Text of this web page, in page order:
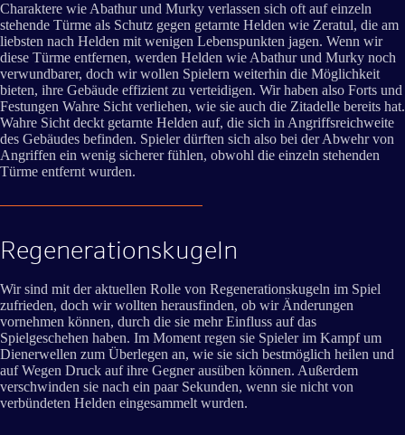
Charaktere wie Abathur und Murky verlassen sich oft auf einzeln
stehende Türme als Schutz gegen getarnte Helden wie Zeratul, die am
liebsten nach Helden mit wenigen Lebenspunkten jagen. Wenn wir
diese Türme entfernen, werden Helden wie Abathur und Murky noch
verwundbarer, doch wir wollen Spielern weiterhin die Möglichkeit
bieten, ihre Gebäude effizient zu verteidigen. Wir haben also Forts und
Festungen Wahre Sicht verliehen, wie sie auch die Zitadelle bereits hat.
Wahre Sicht deckt getarnte Helden auf, die sich in Angriffsreichweite
des Gebäudes befinden. Spieler dürften sich also bei der Abwehr von
Angriffen ein wenig sicherer fühlen, obwohl die einzeln stehenden
Türme entfernt wurden.
Regenerationskugeln
Wir sind mit der aktuellen Rolle von Regenerationskugeln im Spiel
zufrieden, doch wir wollten herausfinden, ob wir Änderungen
vornehmen können, durch die sie mehr Einfluss auf das
Spielgeschehen haben. Im Moment regen sie Spieler im Kampf um
Dienerwellen zum Überlegen an, wie sie sich bestmöglich heilen und
auf Wegen Druck auf ihre Gegner ausüben können. Außerdem
verschwinden sie nach ein paar Sekunden, wenn sie nicht von
verbündeten Helden eingesammelt wurden.